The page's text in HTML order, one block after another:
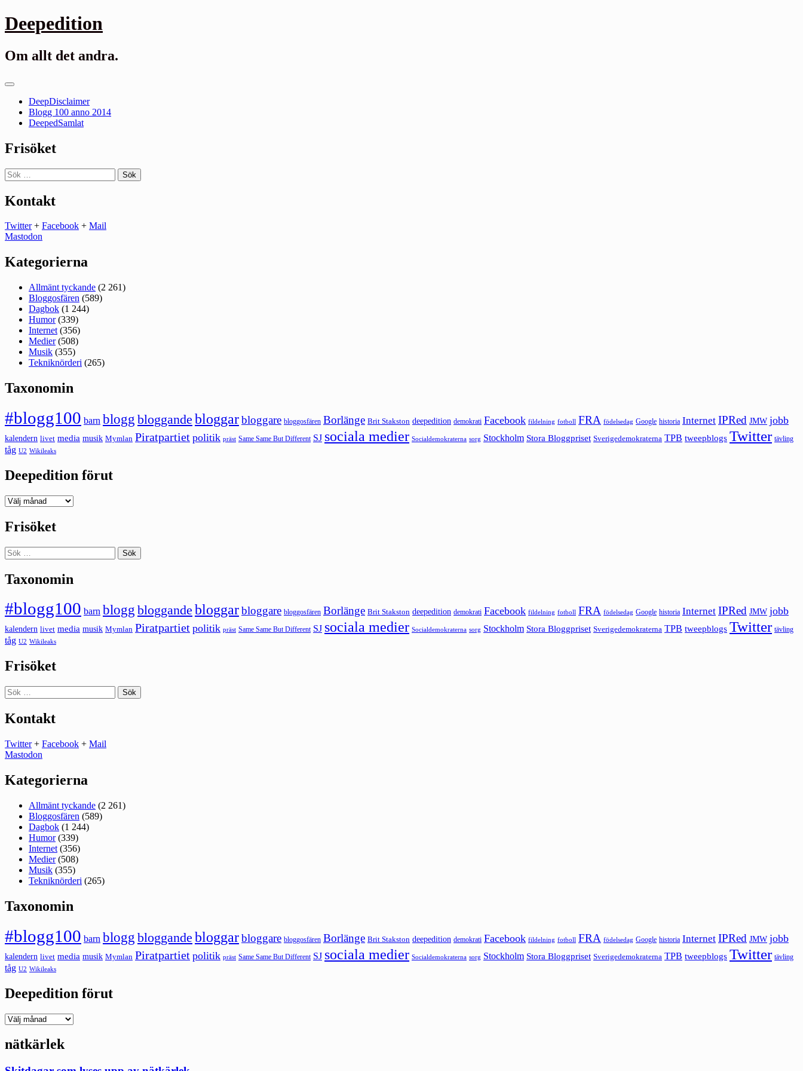
Gå
till
Deepedition
Om allt det andra.
Primär
DeepDisclaimer
Blogg 100 anno 2014
DeepedSamlat
Frisöket
Sök
efter:
Kontakt
Twitter+ Facebook + Mail
Mastodon
Kategorierna
Allmänt tyckande (2 261)
Bloggosfären (589)
Dagbok (1 244)
Humor(339)
Internet (356)
Medier(508)
Musik (355)
Tekniknörderi (265)
Taxonomin
#blogg100 barn blogg bloggande bloggarbloggare bloggosfären Borlänge Brit Stakston deepedition demokrati Facebook fildelning fotboll FRA födelsedag Google historia Internet IPRed JMW jobb
kalendern livet media musik Mymlan Piratpartiet politik präst Same Same But Different SJ sociala medier Socialdemokraterna sorg Stockholm Stora Bloggpriset Sverigedemokraterna TPB tweepblogs Twitter tävling
tåg U2 Wikileaks
Deepedition förut
Deepedition
Frisöket
Sök
efter:
Taxonomin
#blogg100 barn blogg bloggande bloggarbloggare bloggosfären Borlänge Brit Stakston deepedition demokrati Facebook fildelning fotboll FRA födelsedag Google historia Internet IPRed JMW jobb
kalendern livet media musik Mymlan Piratpartiet politik präst Same Same But Different SJ sociala medier Socialdemokraterna sorg Stockholm Stora Bloggpriset Sverigedemokraterna TPB tweepblogs Twitter tävling
tåg U2 Wikileaks
Frisöket
Sök
efter:
Kontakt
Twitter+ Facebook + Mail
Mastodon
Kategorierna
Allmänt tyckande (2 261)
Bloggosfären (589)
Dagbok (1 244)
Humor(339)
Internet (356)
Medier(508)
Musik (355)
Tekniknörderi (265)
Taxonomin
#blogg100 barn blogg bloggande bloggarbloggare bloggosfären Borlänge Brit Stakston deepedition demokrati Facebook fildelning fotboll FRA födelsedag Google historia Internet IPRed JMW jobb
kalendern livet media musik Mymlan Piratpartiet politik präst Same Same But Different SJ sociala medier Socialdemokraterna sorg Stockholm Stora Bloggpriset Sverigedemokraterna TPB tweepblogs Twitter tävling
tåg U2 Wikileaks
Deepedition förut
Deepedition
nätkärlek